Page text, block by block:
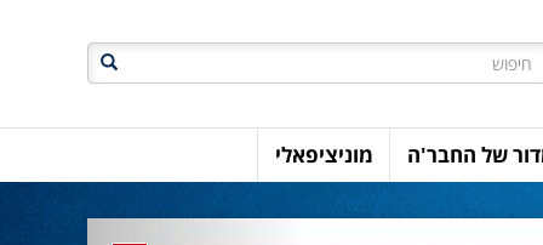
חיפוש
של החבר'ה מוניציפאלי